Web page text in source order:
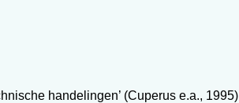
handelingen’ (Cuperus e.a., 1995)